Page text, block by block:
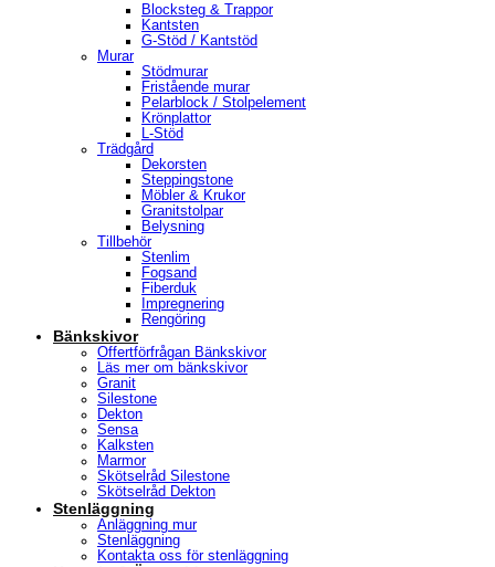
Blocksteg & Trappor
Kantsten
G-Stöd / Kantstöd
Murar
Stödmurar
Fristående murar
Pelarblock / Stolpelement
Krönplattor
L-Stöd
Trädgård
Dekorsten
Steppingstone
Möbler & Krukor
Granitstolpar
Belysning
Tillbehör
Stenlim
Fogsand
Fiberduk
Impregnering
Rengöring
Bänkskivor
Offertförfrågan Bänkskivor
Läs mer om bänkskivor
Granit
Silestone
Dekton
Sensa
Kalksten
Marmor
Skötselråd Silestone
Skötselråd Dekton
Stenläggning
Anläggning mur
Stenläggning
Kontakta oss för stenläggning